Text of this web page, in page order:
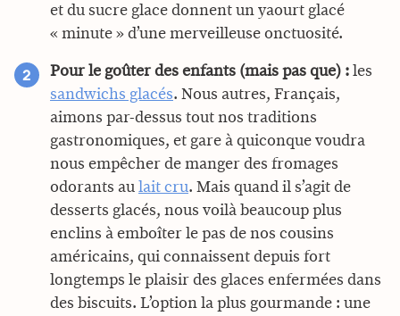
et du sucre glace donnent un yaourt glacé
« minute » d’une merveilleuse onctuosité.
Pour le goûter des enfants (mais pas que) : les
sandwichs glacés. Nous autres, Français,
aimons par-dessus tout nos traditions
gastronomiques, et gare à quiconque voudra
nous empêcher de manger des fromages
odorants au lait cru. Mais quand il s’agit de
desserts glacés, nous voilà beaucoup plus
enclins à emboîter le pas de nos cousins
américains, qui connaissent depuis fort
longtemps le plaisir des glaces enfermées dans
des biscuits. L’option la plus gourmande : une